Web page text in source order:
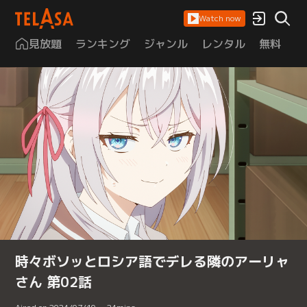
Watch now
見放題 ランキング ジャンル レンタル 無料
時々ボソッとロシア語でデレる隣のアーリャ
さん 第02話